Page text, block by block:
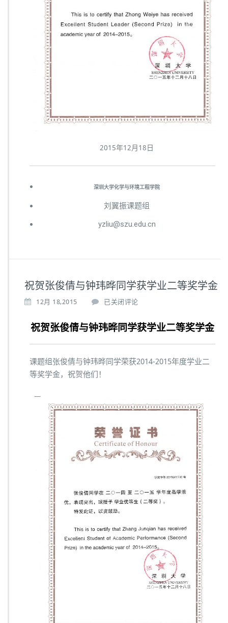
2015年12月18日
深圳大学化学与环境工程学院
刘翼振课题组
yzliu@szu.edu.cn
祝贺张俊倩与钟玮晔同学获学业二等奖学金
12月 18,2015 已关闭评论
祝贺张俊倩与钟玮晔同学获学业二等奖学金
课题组张俊倩与钟玮晔同学荣获2014-2015年度学业二
等奖学金，祝贺他们！